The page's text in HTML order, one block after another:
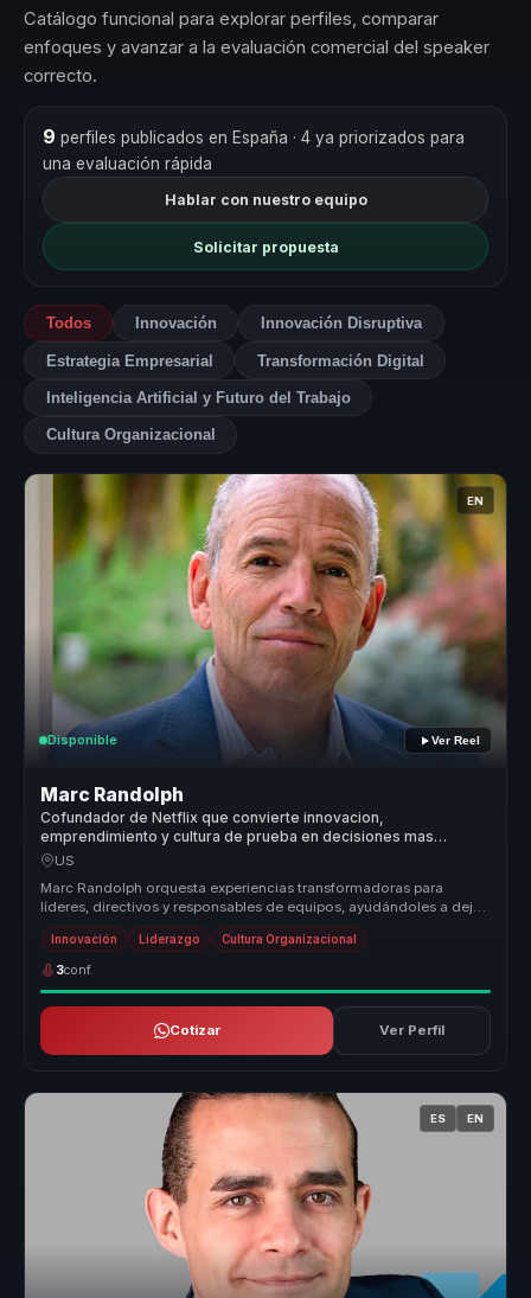
Catálogo funcional para explorar perfiles, comparar
enfoques y avanzar a la evaluación comercial del speaker
correcto.
9 perfiles publicados en España · 4 ya priorizados para
una evaluación rápida
Hablar con nuestro equipo
Solicitar propuesta
Todos Innovación Innovación Disruptiva
Estrategia Empresarial Transformación Digital
Inteligencia Artificial y Futuro del Trabajo
Cultura Organizacional
EN
Disponible Ver Reel
Marc Randolph
Cofundador de Netflix que convierte innovacion,
emprendimiento y cultura de prueba en decisiones mas
audaces para lideres y equipos.
US
Marc Randolph orquesta experiencias transformadoras para
líderes, directivos y responsables de equipos, ayudándoles a dejar
atrás equipos...
Innovación Liderazgo Cultura Organizacional
3conf.
Cotizar Ver Perfil
ES EN